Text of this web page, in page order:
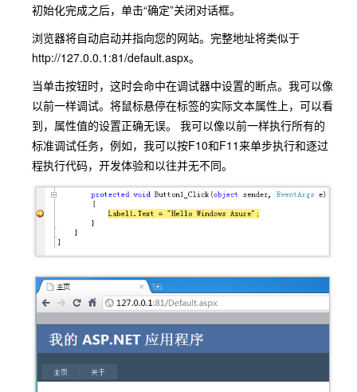
初始化完成之后，单击“确定”关闭对话框。
浏览器将自动启动并指向您的网站。完整地址将类似于
http://127.0.0.1:81/default.aspx。
当单击按钮时，这时会命中在调试器中设置的断点。我可以像
以前一样调试。将鼠标悬停在标签的实际文本属性上，可以看
到，属性值的设置正确无误。 我可以像以前一样执行所有的
标准调试任务，例如，我可以按F10和F11来单步执行和逐过
程执行代码，开发体验和以往并无不同。